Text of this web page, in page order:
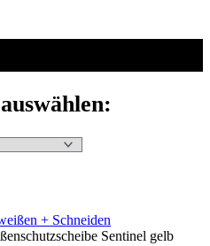
+ Schneiden
Sentinel gelb